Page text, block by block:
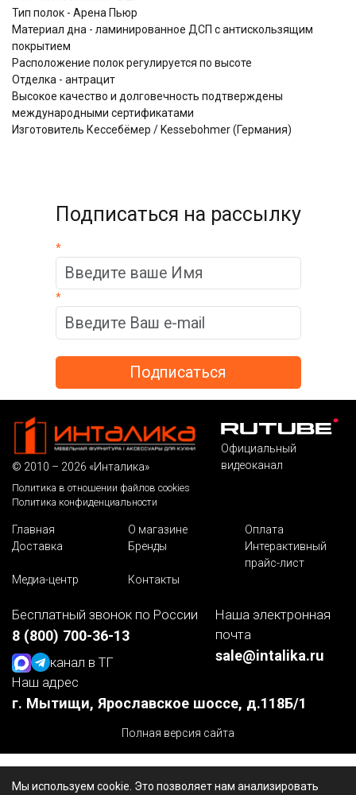
Тип полок - Арена Пьюр
Материал дна - ламинированное ДСП с антискользящим
покрытием
Расположение полок регулируется по высоте
Отделка - антрацит
Высокое качество и долговечность подтверждены
международными сертификатами
Изготовитель Кессебёмер / Kessebohmer (Германия)
Подписаться на рассылку
*
*
Мы используем cookie. Это позволяет нам анализировать
© 2010 – 2026 «Инталика»
Политика в отношении файлов cookies
Политика конфиденциальности
Официальный
видеоканал
Главная О магазине
Оплата
Доставка
Бренды
Интерактивный
прайс-лист
Медиа-центр
Контакты
Бесплатный звонок по России
8 (800) 700-36-13
канал в ТГ
Наша электронная
почта
sale@intalika.ru
Наш адрес
г. Мытищи, Ярославское шоссе, д.118Б/1
Полная версия сайта